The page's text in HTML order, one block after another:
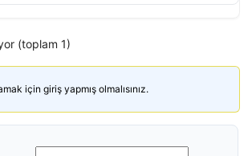
(toplam 1)
için giriş yapmış olmalısınız.